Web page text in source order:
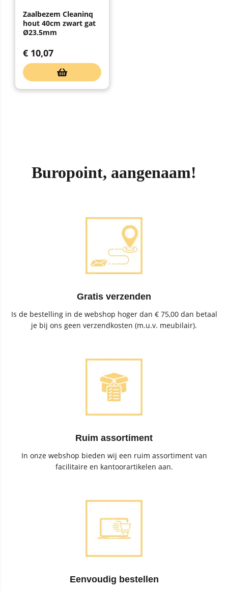
Zaalbezem Cleaninq
hout 40cm zwart gat
Ø23.5mm
€ 10,07
Buropoint, aangenaam!
Gratis verzenden
Is de bestelling in de webshop hoger dan € 75,00 dan betaal
je bij ons geen verzendkosten (m.u.v. meubilair).
Ruim assortiment
In onze webshop bieden wij een ruim assortiment van
facilitaire en kantoorartikelen aan.
Eenvoudig bestellen